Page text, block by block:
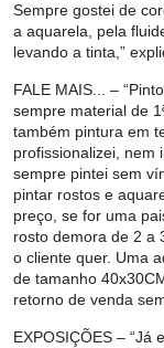
Sempre gostei de
a aquarela, pela
levando a tinta,”
FALE MAIS...
–
sempre material de
também pintura em
profissionalizei, nem
sempre pintei sem
pintar rostos e
preço, se for uma
rosto demora de 2 a
o cliente quer. Uma
de tamanho
retorno de venda
EXPOSIÇÕES – “Já